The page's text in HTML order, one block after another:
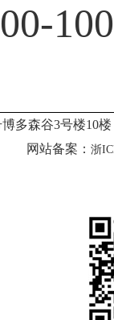
多森谷3号楼10
网站备案： 浙